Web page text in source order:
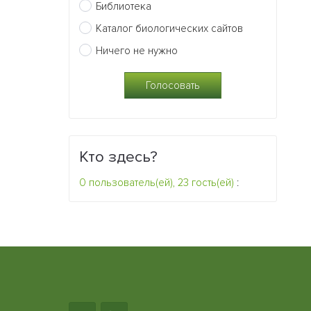
Библиотека
Каталог биологических сайтов
Ничего не нужно
Кто здесь?
0 пользователь(ей), 23 гость(ей) :